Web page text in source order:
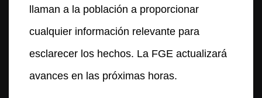
llaman a la población a proporcionar
cualquier información relevante para
esclarecer los hechos. La FGE actualizará
avances en las próximas horas.